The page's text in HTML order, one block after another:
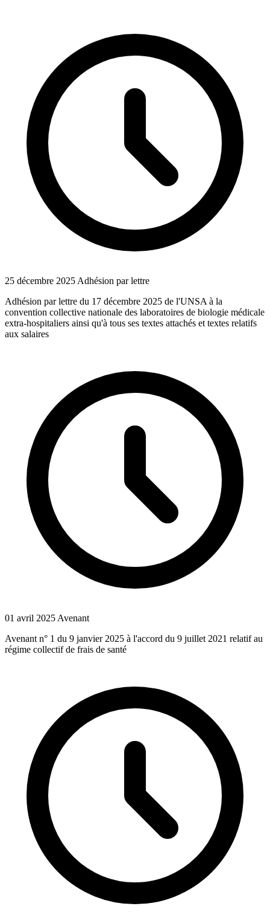
25 décembre 2025 Adhésion par lettre
Adhésion par lettre du 17 décembre 2025 de l'UNSA à la
convention collective nationale des laboratoires de biologie médicale
extra-hospitaliers ainsi qu'à tous ses textes attachés et textes relatifs
aux salaires
01 avril 2025 Avenant
Avenant n° 1 du 9 janvier 2025 à l'accord du 9 juillet 2021 relatif au
régime collectif de frais de santé